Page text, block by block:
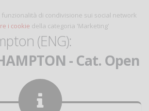
di condivisione sui social network
i cookie della categoria 'Marketing'
(ENG):
- Cat. Open